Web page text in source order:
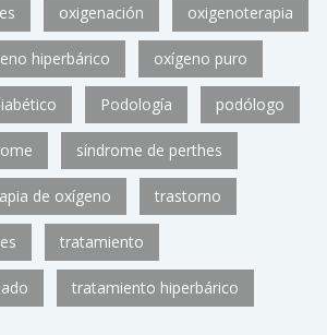
oxigenación oxigenoterapia
hiperbárico oxígeno puro
Podología podólogo
síndrome de perthes
de oxígeno trastorno
tratamiento
tratamiento hiperbárico